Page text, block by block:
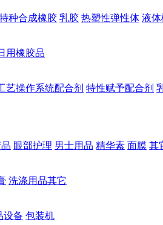
种合成橡胶 乳胶 热塑性弹性体 液
用橡胶品
艺操作系统配合剂 特性赋予配合剂
眼部护理 男士用品 精华素 面膜 其
洗涤用品其它
设备 包装机